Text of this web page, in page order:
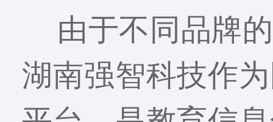
由于不同品牌的
湖南强智科技作